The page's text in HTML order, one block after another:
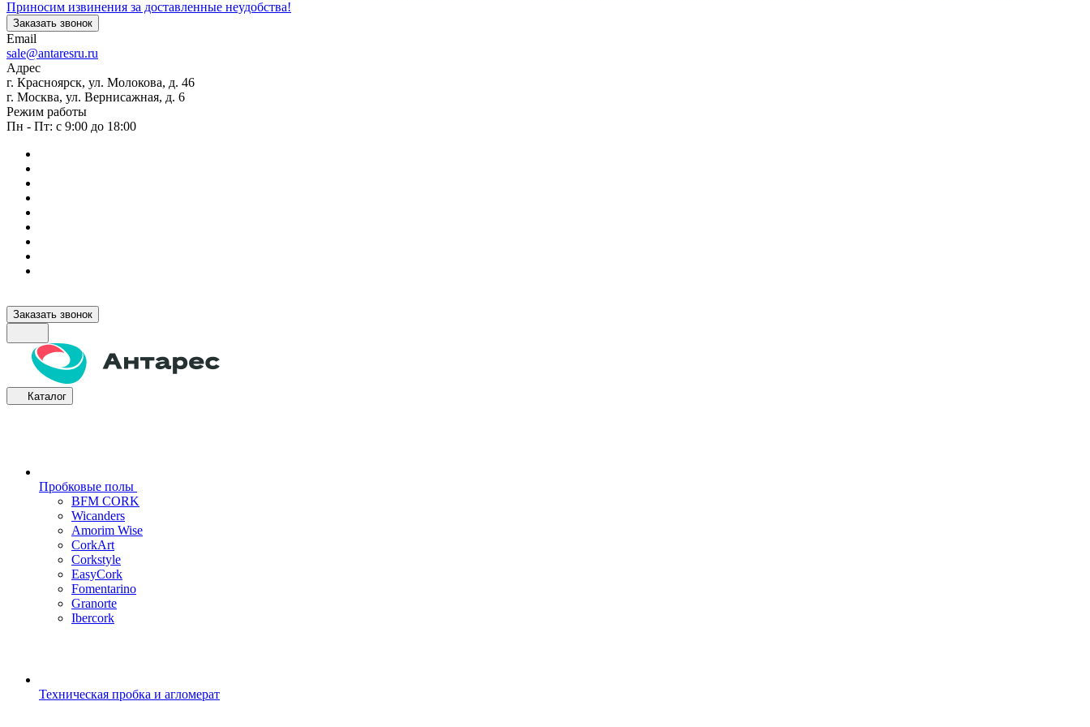
Приносим извинения за доставленные неудобства!
Заказать звонок
Email
sale@antaresru.ru
Адрес
г. Красноярск, ул. Молокова, д. 46
г. Москва, ул. Вернисажная, д. 6
Режим работы
Пн - Пт: с 9:00 до 18:00
Заказать звонок
Каталог
Пробковые полы
BFM CORK
Wicanders
Amorim Wise
CorkArt
Corkstyle
EasyCork
Fomentarino
Granorte
Ibercork
Техническая пробка и агломерат